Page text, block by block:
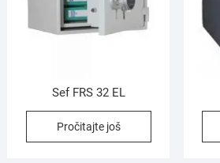
Sef FRS 32 EL
Pročitajte još